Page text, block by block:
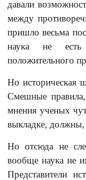
давали
между
пришло весьма
наука не есть
положительного
Но историческая
Смешные
мнения ученых
выкладке,
Но отсюда не
вообще наука не
Представители